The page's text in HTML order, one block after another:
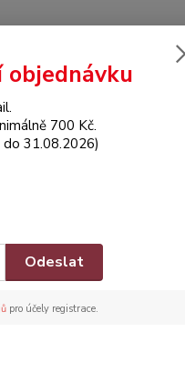
Značka:
Nejsme
700 Kč.
31.08.2026)
Odeslat
pro účely registrace.